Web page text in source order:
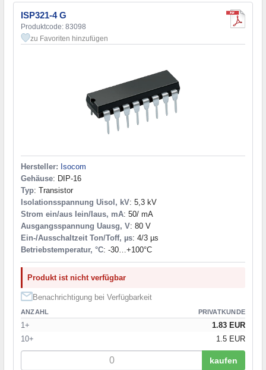
ISP321-4 G
Produktcode: 83098
zu Favoriten hinzufügen
Hersteller: Isocom
Gehäuse: DIP-16
Typ: Transistor
Isolationsspannung Uisol, kV: 5,3 kV
Strom ein/aus Iein/Iaus, mA: 50/ mA
Ausgangsspannung Uausg, V: 80 V
Ein-/Ausschaltzeit Ton/Toff, µs: 4/3 µs
Betriebstemperatur, °C: -30…+100°С
Produkt ist nicht verfügbar
Benachrichtigung bei Verfügbarkeit
ANZAHL PRIVATKUNDE
1+
1.83 EUR
10+
1.5 EUR
kaufen